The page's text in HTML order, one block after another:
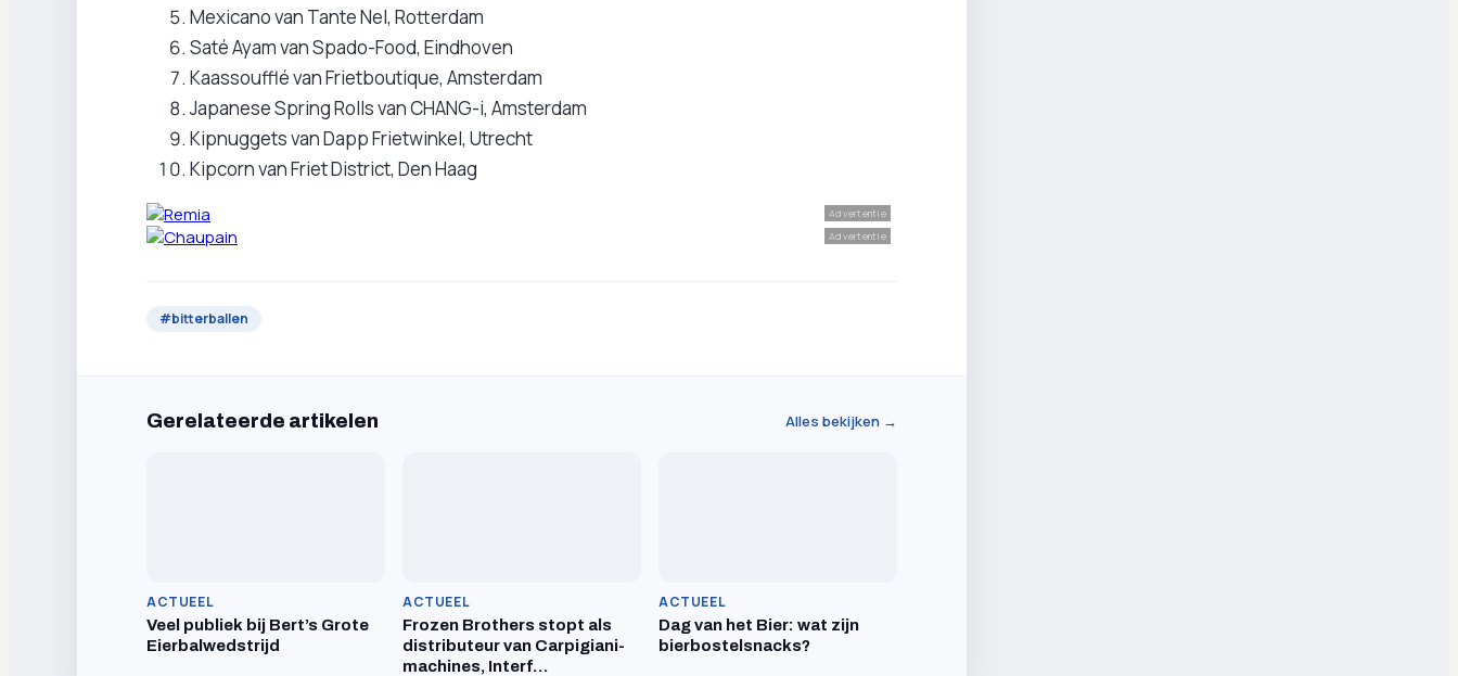
Mexicano van Tante Nel, Rotterdam
Saté Ayam van Spado-Food, Eindhoven
Kaassoufflé van Frietboutique, Amsterdam
Japanese Spring Rolls van CHANG-i, Amsterdam
Kipnuggets van Dapp Frietwinkel, Utrecht
Kipcorn van Friet District, Den Haag
Advertentie
Advertentie
#bitterballen
Gerelateerde artikelen Alles bekijken →
ACTUEEL
Veel publiek bij Bert’s Grote
Eierbalwedstrijd
ACTUEEL
Frozen Brothers stopt als
distributeur van Carpigiani-
machines, Interf…
ACTUEEL
Dag van het Bier: wat zijn
bierbostelsnacks?